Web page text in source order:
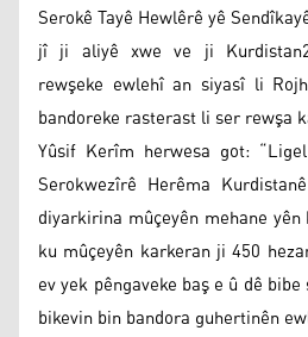
Serokê Tayê Hewlêrê yê
jî ji aliyê xwe ve ji
rewşeke ewlehî an siyasî li
bandoreke rasterast li ser rewşa
Yûsif Kerîm herwesa got:
Serokwezîrê Herêma
diyarkirina mûçeyên mehane
ku mûçeyên karkeran ji 450
ev yek pêngaveke baş e û dê
bikevin bin bandora guhertinên